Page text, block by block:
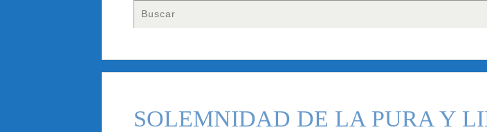
SOLEMNIDAD DE LA PURA Y